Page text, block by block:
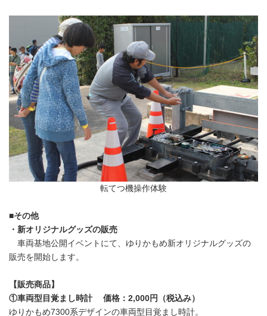
転てつ機操作体験
■その他
・新オリジナルグッズの販売
車両基地公開イベントにて、ゆりかもめ新オリジナルグッズの
販売を開始します。
【販売商品】
①車両型目覚まし時計 価格：2,000円（税込み）
ゆりかもめ7300系デザインの車両型目覚まし時計。